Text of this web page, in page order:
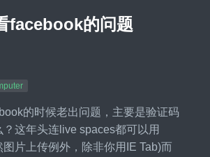
facebook的问题
的时候老出问题，主要是验证码
这年头连live spaces都可以用
片上传例外，除非你用IE Tab)而